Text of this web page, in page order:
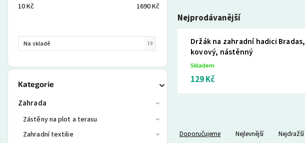
10Kč 1690Kč
Na skladě 19
Kategorie
Zahrada
Zástěny na plot a terasu
Zahradní textilie
Nejprodávanější
Držák na zahradní hadici Bradas,
kovový, nástěnný
Skladem
129 Kč
Doporučujeme Nejlevnější Nejdražší